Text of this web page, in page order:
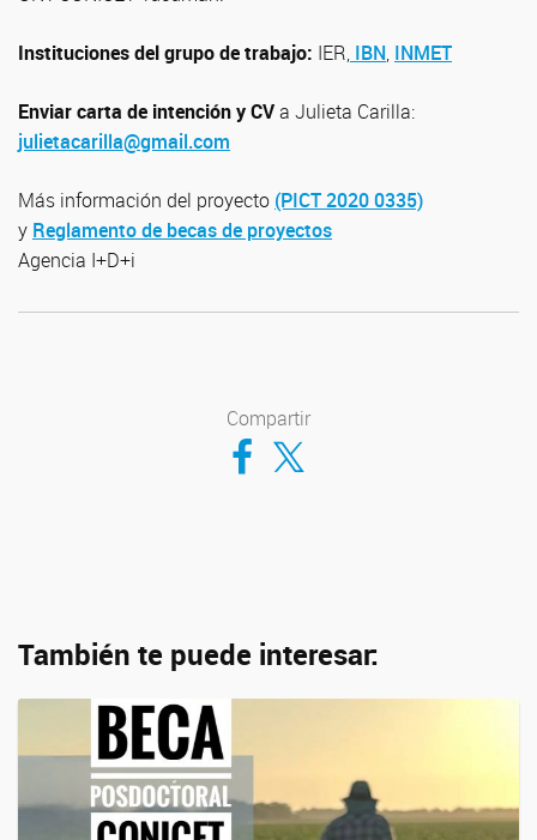
Instituciones del grupo de trabajo: IER, IBN, INMET
Enviar carta de intención y CVa Julieta Carilla:
julietacarilla@gmail.com
Más información del proyecto (PICT 2020 0335)
y Reglamento de becas de proyectos
Agencia I+D+i
Compartir
Compartir en Facebook
Compartir en Twitter
También te puede interesar: